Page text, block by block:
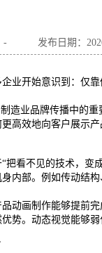
- 发布日期：
业开始意识到：仅
造业品牌传播中的重
高效地向客户展示
看不见的技术，变
内部。例如传动结
动画制作能够提前
势。动态视觉能够